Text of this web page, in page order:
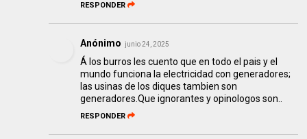
RESPONDER
Anónimo junio 24, 2025
Á los burros les cuento que en todo el pais y el
mundo funciona la electricidad con generadores;
las usinas de los diques tambien son
generadores.Que ignorantes y opinologos son..
RESPONDER